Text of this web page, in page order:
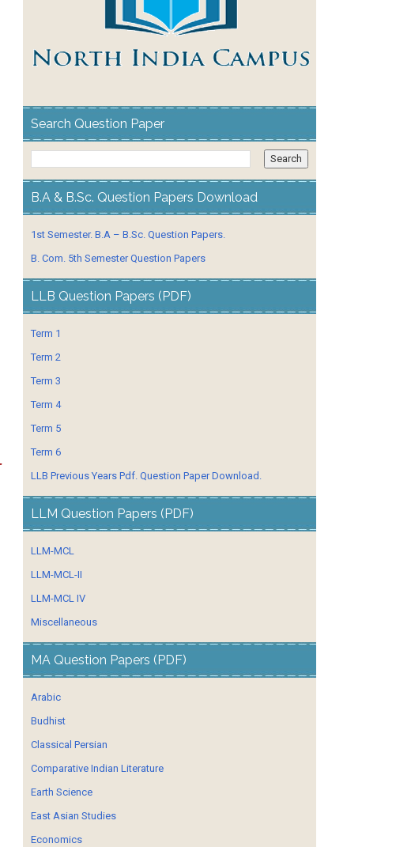
Search Question Paper
B.A & B.Sc. Question Papers Download
1st Semester. B.A – B.Sc. Question Papers.
B. Com. 5th Semester Question Papers
LLB Question Papers (PDF)
Term 1
Term 2
Term 3
Term 4
Term 5
Term 6
LLB Previous Years Pdf. Question Paper Download.
LLM Question Papers (PDF)
LLM-MCL
LLM-MCL-II
LLM-MCL IV
Miscellaneous
MA Question Papers (PDF)
Arabic
Budhist
Classical Persian
Comparative Indian Literature
Earth Science
East Asian Studies
Economics